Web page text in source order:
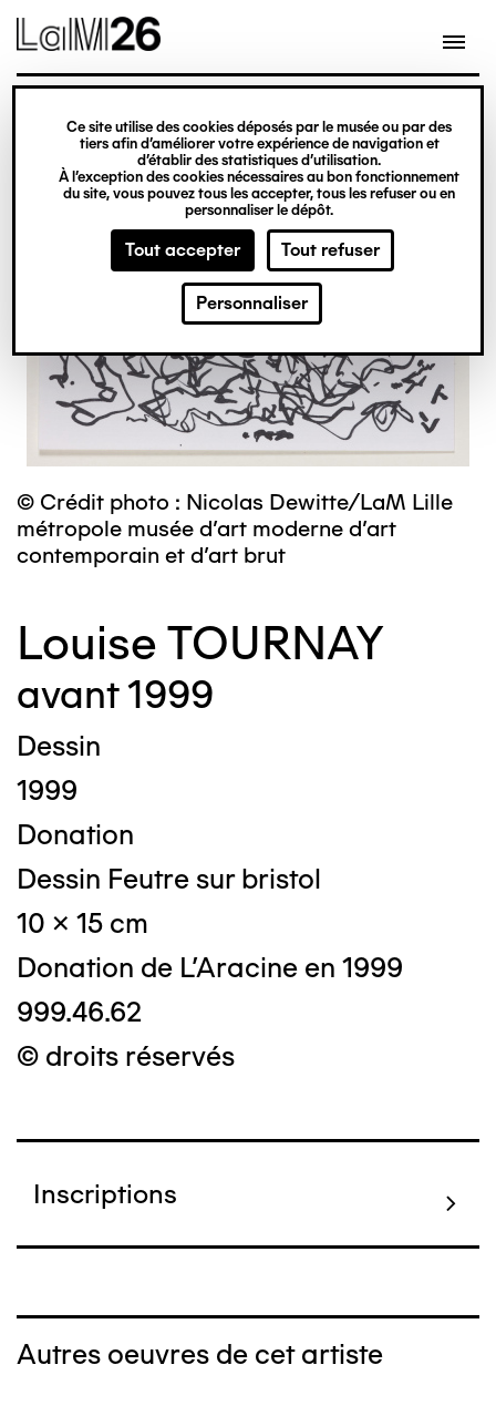
Gestion des cookies
Ce site utilise des cookies déposés par le musée ou par des
tiers afin d’améliorer votre expérience de navigation et
d’établir des statistiques d’utilisation.
À l’exception des cookies nécessaires au bon fonctionnement
du site, vous pouvez tous les accepter, tous les refuser ou en
personnaliser le dépôt.
Tout accepter Tout refuser
Personnaliser
contenu
© Crédit photo : Nicolas Dewitte/LaM Lille
métropole musée d’art moderne d’art
contemporain et d’art brut
Louise TOURNAY
avant 1999
Dessin
1999
Donation
Dessin Feutre sur bristol
10 x 15 cm
Donation de L'Aracine en 1999
999.46.62
© droits réservés
Inscriptions
Autres oeuvres de cet artiste